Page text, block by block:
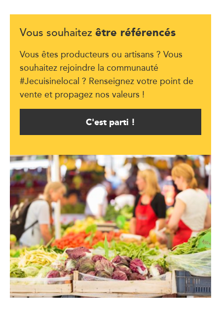
Vous souhaitez être référencés
Vous êtes producteurs ou artisans ? Vous
souhaitez rejoindre la communauté
#Jecuisinelocal ? Renseignez votre point de
vente et propagez nos valeurs !
C'est parti !